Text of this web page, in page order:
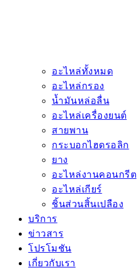
อะไหล่ทั้งหมด
อะไหล่กรอง
น้ำมันหล่อลื่น
อะไหล่เครื่องยนต์
สายพาน
กระบอกไฮดรอลิก
ยาง
อะไหล่งานคอนกรีต
อะไหล่เกียร์
ชิ้นส่วนสิ้นเปลือง
บริการ
ข่าวสาร
โปรโมชัน
เกี่ยวกับเรา